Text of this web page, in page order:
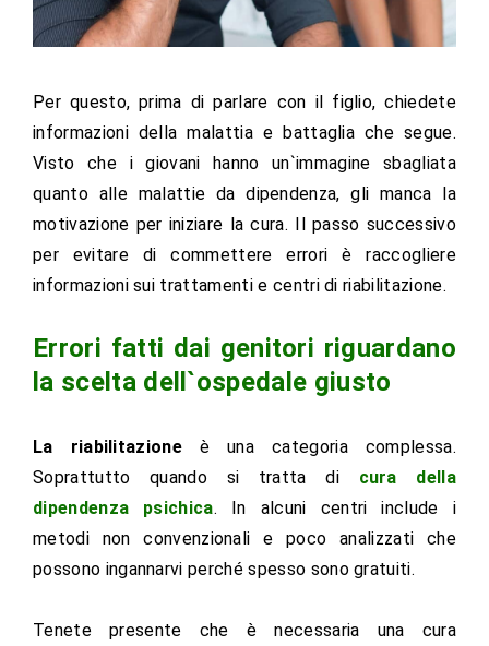
Per questo, prima di parlare con il figlio, chiedete
informazioni della malattia e battaglia che segue.
Visto che i giovani hanno un`immagine sbagliata
quanto alle malattie da dipendenza, gli manca la
motivazione per iniziare la cura. Il passo successivo
per evitare di commettere errori è raccogliere
informazioni sui trattamenti e centri di riabilitazione.
Errori fatti dai genitori riguardano
la scelta dell`ospedale giusto
La riabilitazione è una categoria complessa.
Soprattutto quando si tratta di cura della
dipendenza psichica. In alcuni centri include i
metodi non convenzionali e poco analizzati che
possono ingannarvi perché spesso sono gratuiti.
Tenete presente che è necessaria una cura